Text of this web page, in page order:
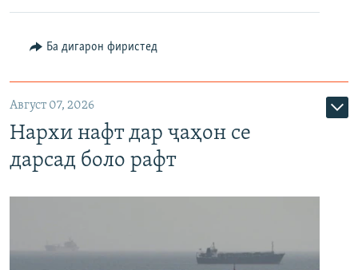
Ба дигарон фиристед
Август 07, 2026
Нархи нафт дар ҷаҳон се
дарсад боло рафт